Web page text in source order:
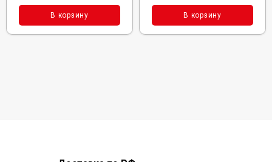
В корзину В корзину